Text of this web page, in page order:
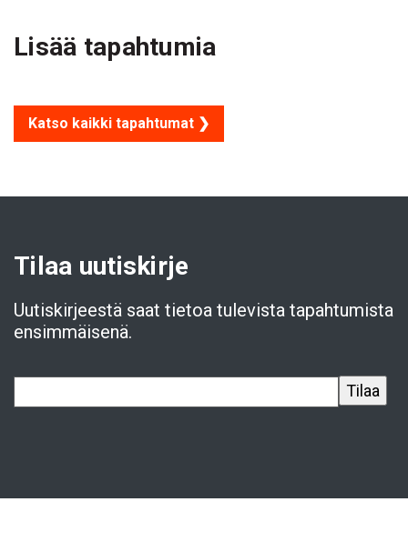
Lisää tapahtumia
Katso kaikki tapahtumat ❯
Tilaa uutiskirje
Uutiskirjeestä saat tietoa tulevista tapahtumista
ensimmäisenä.